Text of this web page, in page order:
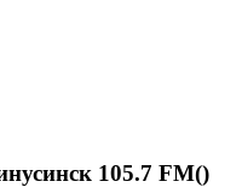
105.7 FM()